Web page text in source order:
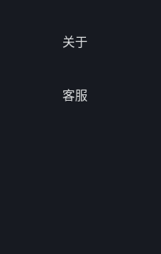
关于
客服